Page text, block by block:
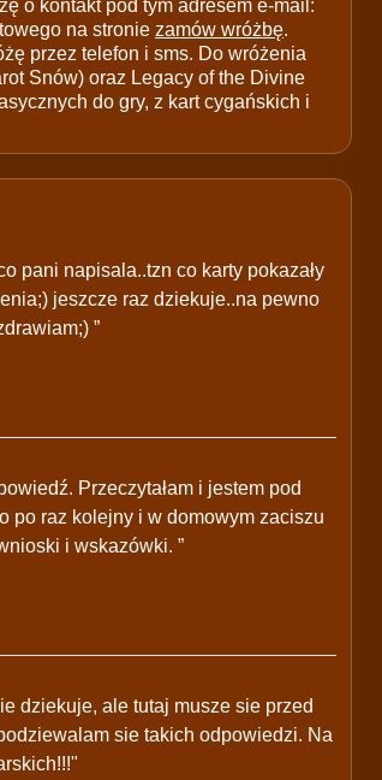
o kontakt pod tym adresem e-mail:
na stronie zamów wróżbę.
przez telefon i sms. Do wróżenia
Snów) oraz Legacy of the Divine
do gry, z kart cygańskich i
pani napisala..tzn co karty pokazały
jeszcze raz dziekuje..na pewno
”
Przeczytałam i jestem pod
po raz kolejny i w domowym zaciszu
i wskazówki. ”
dziekuje, ale tutaj musze sie przed
sie takich odpowiedzi. Na